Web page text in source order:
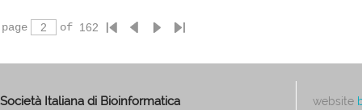
page of
Società Italiana di Bioinformatica website